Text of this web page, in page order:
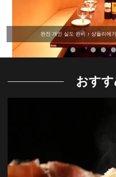
완전 개인 실도 완비 ♪ 샹들리에
おす